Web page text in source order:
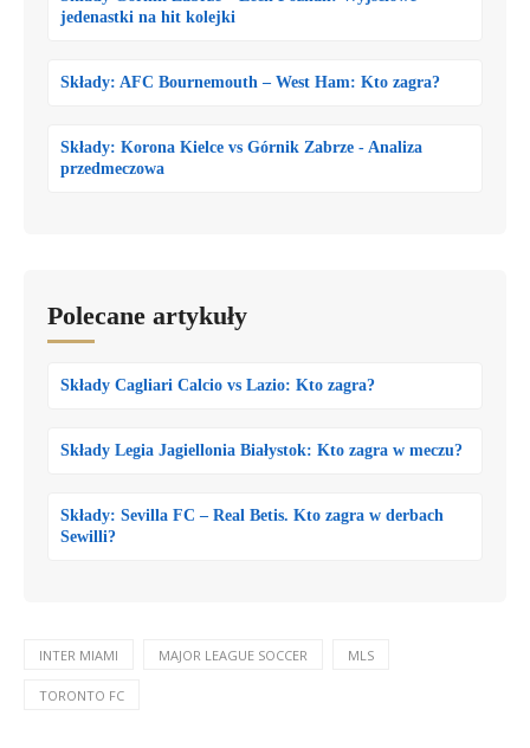
jedenastki na hit kolejki
Składy: AFC Bournemouth – West Ham: Kto zagra?
Składy: Korona Kielce vs Górnik Zabrze - Analiza
przedmeczowa
Polecane artykuły
Składy Cagliari Calcio vs Lazio: Kto zagra?
Składy Legia Jagiellonia Białystok: Kto zagra w meczu?
Składy: Sevilla FC – Real Betis. Kto zagra w derbach
Sewilli?
INTER MIAMI MAJOR LEAGUE SOCCER MLS
TORONTO FC